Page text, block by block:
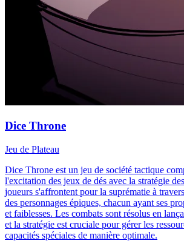
Dice Throne
Jeu de Plateau
Dice Throne est un jeu de société tactique
l'excitation des jeux de dés avec la stratégie
joueurs s'affrontent pour la suprématie à
des personnages épiques, chacun ayant ses
et faiblesses. Les combats sont résolus en
et la stratégie est cruciale pour gérer les
capacités spéciales de manière optimale.